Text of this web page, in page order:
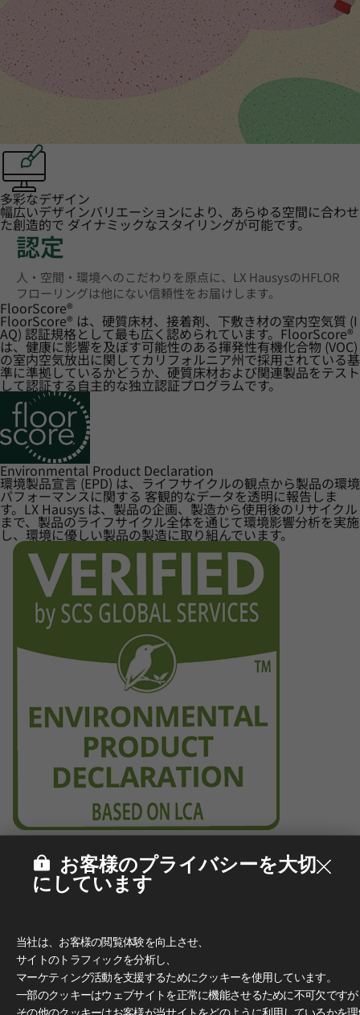
多彩なデザイン
幅広いデザインバリエーションにより、あらゆる空間に合わせ
た創造的で ダイナミックなスタイリングが可能です。
認定
人・空間・環境へのこだわりを原点に、LX HausysのHFLOR
フローリングは他にない信頼性をお届けします。
FloorScore®
FloorScore® は、硬質床材、接着剤、下敷き材の室内空気質 (I
AQ) 認証規格として最も広く認められています。FloorScore®
は、健康に影響を及ぼす可能性のある揮発性有機化合物 (VOC)
の室内空気放出に関してカリフォルニア州で採用されている基
準に準拠しているかどうか、硬質床材および関連製品をテスト
して認証する自主的な独立認証プログラムです。
Environmental Product Declaration
環境製品宣言 (EPD) は、ライフサイクルの観点から製品の環境
パフォーマンスに関する 客観的なデータを透明に報告しま
す。LX Hausys は、製品の企画、製造から使用後のリサイクル
まで、製品のライフサイクル全体を通じて環境影響分析を実施
し、環境に優しい製品の製造に取り組んでいます。
お客様のプライバシーを大切
にしています
当社は、お客様の閲覧体験を向上させ、
サイトのトラフィックを分析し、
マーケティング活動を支援するためにクッキーを使用しています。
一部のクッキーはウェブサイトを正常に機能させるために不可欠です
その他のクッキーはお客様が当サイトをどのように利用しているかを